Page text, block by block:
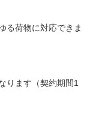
る荷物に対応できま
ります（契約期間1